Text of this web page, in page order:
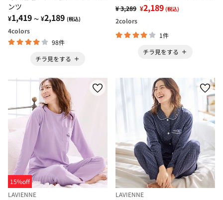
ンツ
¥1,419 ～ ¥2,189 (税込)
4colors
98件
チラ見をする
¥ 3,289 ¥2,189 (税込)
2colors
1件
チラ見をする
15%off
LAVIENNE
LAVIENNE